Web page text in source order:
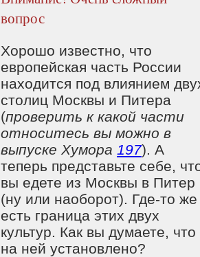
вопрос
Хорошо известно, что
европейская часть России
находится под влиянием
столиц Москвы и Питера
(проверить к какой части
относитесь вы можно в
выпуске Хумора 197). А
теперь представьте себе,
вы едете из Москвы в Питер
(ну или наоборот). Где-то же
есть граница этих двух
культур. Как вы думаете, что
на ней установлено?